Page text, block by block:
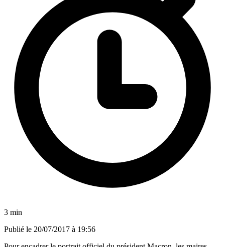
3 min
Publié le 20/07/2017 à 19:56